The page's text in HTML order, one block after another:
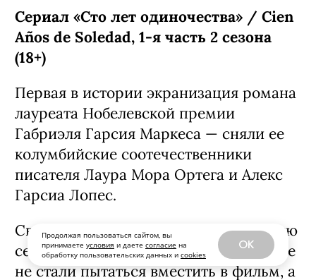
Продолжая пользоваться сайтом, вы
принимаете условия и даете согласие на
обработку пользовательских данных и cookies
OK
ей предстоит узнать много интересных
подробностей о своих родственниках.
Кроме нее в сериале снялись Кин
Руффало, Амели Хеферль и Бо
Брагасон.
С 5 августа, Prime Video